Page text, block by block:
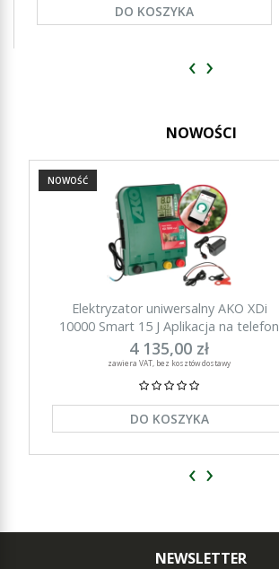
DO KOSZYKA
‹ ›
NOWOŚCI
Elektryzator uniwersalny AKO XDi
10000 Smart 15 J Aplikacja na telefon
4 135,00 zł
zawiera VAT, bez kosztów dostawy
DO KOSZYKA
NOWOŚĆ
‹ ›
NEWSLETTER